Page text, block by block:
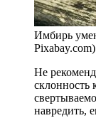
Имбирь
Pixabay.com)
Не
склонность
навредить,